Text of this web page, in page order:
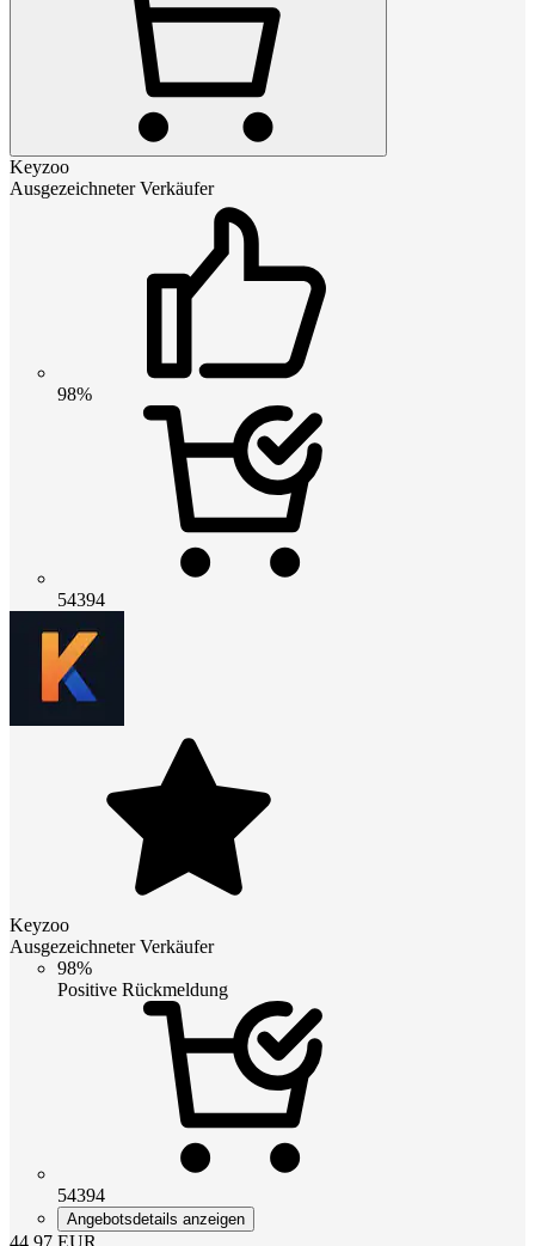
Keyzoo
Ausgezeichneter Verkäufer
98%
54394
Keyzoo
Ausgezeichneter Verkäufer
98%
Positive Rückmeldung
54394
Angebotsdetails anzeigen
44.97 EUR